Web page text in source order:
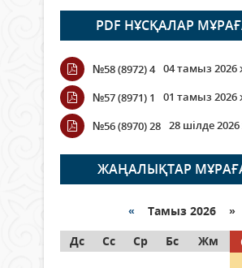
Open Air: Қызылорда
полиция департаменті 20
мыңнан астам көрерменнің
қауіпсіздігін қамтамасыз етті
06 тамыз 2026 ж.
Wi-Fi ҚАБЫРҒА АРҚЫЛЫ
ӨТЕДІ?
06 тамыз 2026 ж. 255
граждане Казахстана,
05 тамыз 2026 ж. 134
PDF НҰСҚАЛАР
№58 (8972) 4 04 тамыз 2026
№57 (8971) 1
01 тамыз 2026
№56 (8970) 28 28 шілде
ЖАҢАЛЫҚТАР
« Тамыз 2026 »
Дс
Сс Ср Бс Жм